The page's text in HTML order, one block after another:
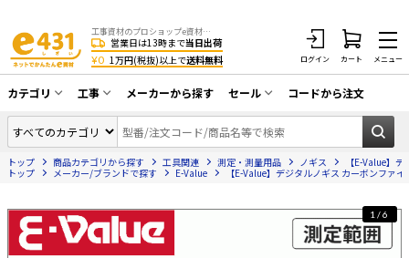
工事資材のプロショップe資材 CATV・アンテナ・防犯・光・LAN・電気・空調工事など
営業日は13時まで当日出荷
¥0 1万円(税抜)以上で送料無料 ログイン カート メニュー
カテゴリ
同軸ケーブル／テレビ用接栓／関連工具
アンテナ・取付金具・ブースター／CATV
部材類
プ類 他）
防犯工事関連
工事
CATV・アンテナ工事
光工事・FTTH工事
防犯カメラ工事
メーカーから探す セール
在庫一掃セール
コードから注文
トップ 商品カテゴリから探す 工具関連 測定・測量用品 ノギス
【E-Value】
トップ
メーカー/ブランドで探す E-Value 【E-Value】デジタルノギス カーボンファ
1/6